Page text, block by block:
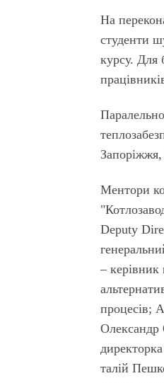
На
студенти
курсу. Для
Ментори
Deputy
– керівник
процесів;
Олександр
талій